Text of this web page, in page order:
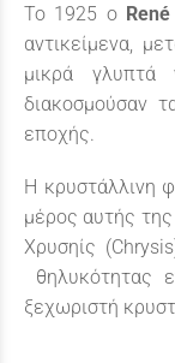
Το 1925 ο René
αντικείμενα,
μικρά γλυπτά
διακοσμούσαν
εποχής.
Η κρυστάλλινη
μέρος αυτής
Χρυσηίς
θηλυκότητας
ξεχωριστή